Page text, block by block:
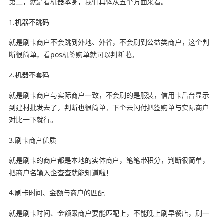
1.机器不跳码
就是刷卡商户不会跳到外地、外省，不会刷到公益类商户，这个判
断很简单，看pos机签购单就可以判断啦。
2.机器不套码
就是刷卡商户与实际商户一致，不会刷的是服装，信用卡后台显示
到建材批发去了，判断也很简单，下个云闪付把签购单与实际商户
对比一下就行。
3.刷卡商户优质
就是刷卡的商户都是本地的实体商户，笔笔带积分，判断很简单，
把商户名输入企查查就能知道啦！
4.刷卡时间、金额与商户的匹配
就是刷卡时间、金额跟商户要能匹配上，不能晚上刷早餐店，刷一